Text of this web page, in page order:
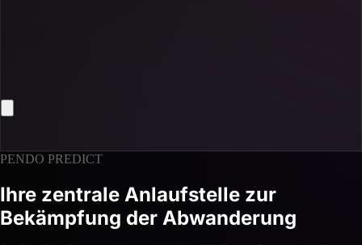
PENDO PREDICT
Ihre zentrale Anlaufstelle zur
Bekämpfung der Abwanderung